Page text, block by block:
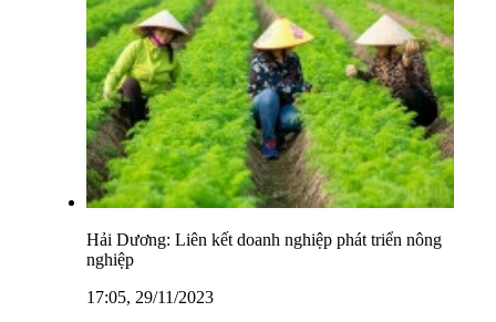
Hải Dương: Liên kết doanh nghiệp phát triển nông
nghiệp
17:05, 29/11/2023